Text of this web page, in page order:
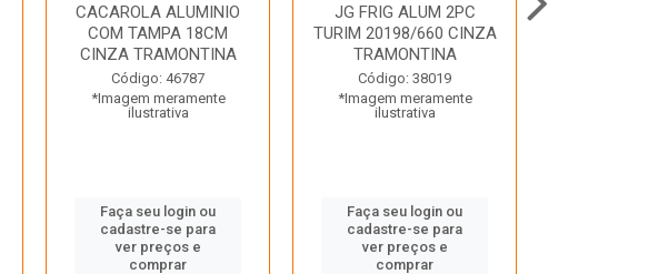
CACAROLA ALUMINIO
COM TAMPA 18CM
CINZA TRAMONTINA
Código: 46787
*Imagem meramente
ilustrativa
Faça seu login ou
cadastre-se para
ver preços e
comprar
JG FRIG ALUM 2PC
TURIM 20198/660 CINZA
TRAMONTINA
Código: 38019
*Imagem meramente
ilustrativa
Faça seu login ou
cadastre-se para
ver preços e
comprar